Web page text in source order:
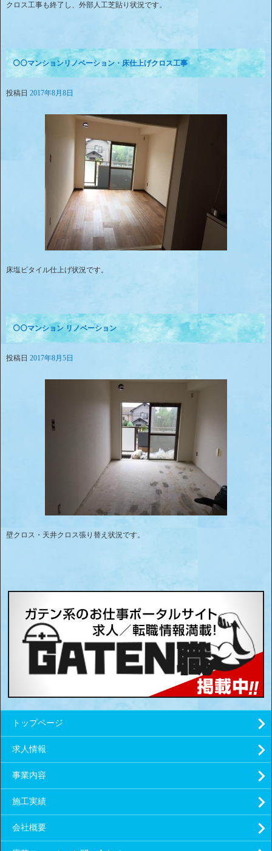
クロス工事も終了し、外部人工芝貼り状況です。
⚪⚪マンションリノベーション・床仕上げクロス工事
投稿日 2017年8月8日
床塩ビタイル仕上げ状況です。
⚪⚪マンション リノベーション
投稿日 2017年8月5日
壁クロス・天井クロス張り替え状況です。
トップページ
求人情報
事業内容
施工実績
会社概要